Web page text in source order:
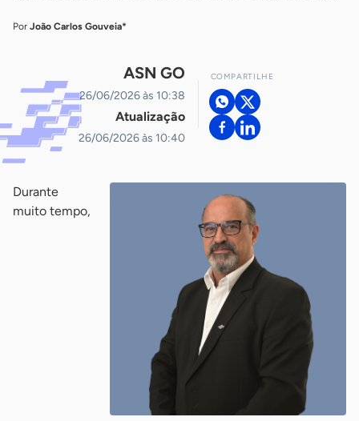
Por João Carlos Gouveia*
ASN GO
26/06/2026 às 10:38
Atualização
26/06/2026 às 10:40
COMPARTILHE
Durante
muito tempo,